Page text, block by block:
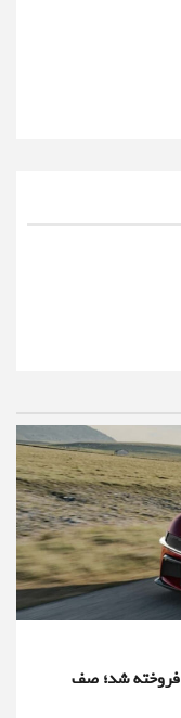
تمامی محصولات فراری تا پایان سال ۲۰۲۷ فروخته شد؛ صف